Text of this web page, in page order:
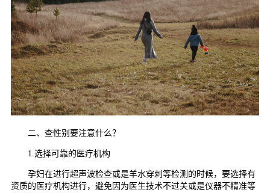
二、查性别要注意什么？
1.选择可靠的医疗机构
孕妇在进行超声波检查或是羊水穿刺等检测的时候，要选择有
资质的医疗机构进行，避免因为医生技术不过关或是仪器不精准等